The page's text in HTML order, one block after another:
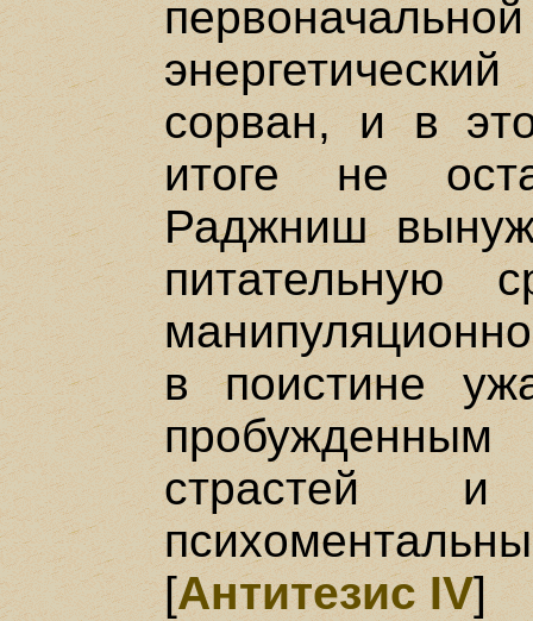
сорван, и в
итоге не
Раджниш
питательную
в поистине
страстей
[Антитезис IV]